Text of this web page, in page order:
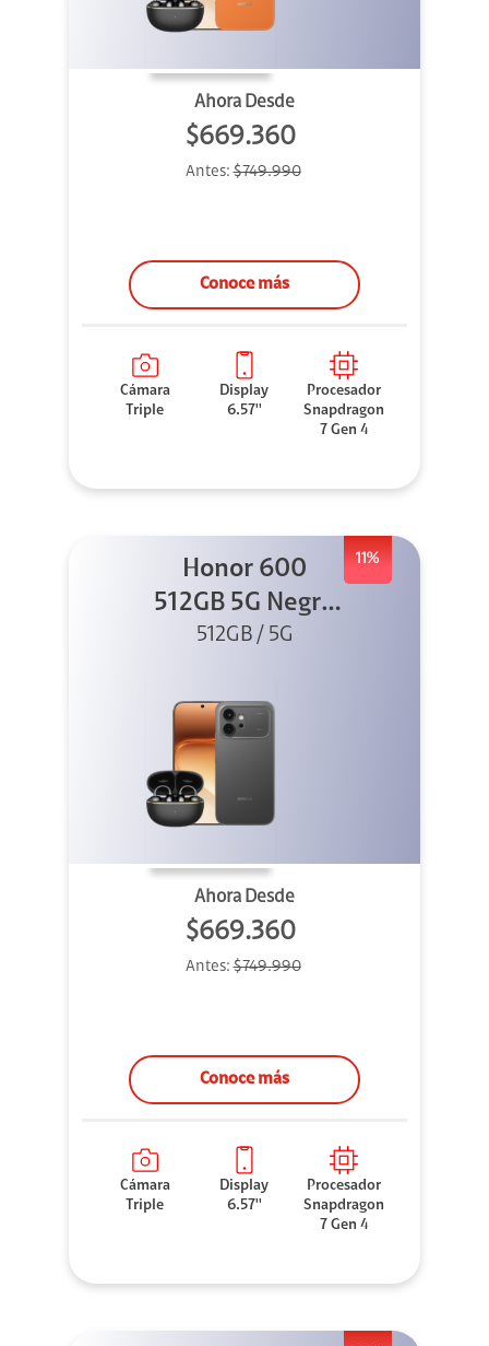
Ahora Desde
$669.360
Antes:$749.990
Conoce más
Cámara
Triple
Display
6.57''
Procesador
Snapdragon
7 Gen 4
11%
Honor 600
512GB 5G Negro
+ Clip 2
512GB / 5G
Ahora Desde
$669.360
Antes:$749.990
Conoce más
Cámara
Triple
Display
6.57''
Procesador
Snapdragon
7 Gen 4